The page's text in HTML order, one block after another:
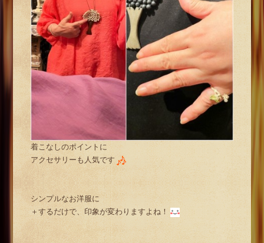
着こなしのポイントに
アクセサリーも人気です
シンプルなお洋服に
＋するだけで、印象が変わりますよね！